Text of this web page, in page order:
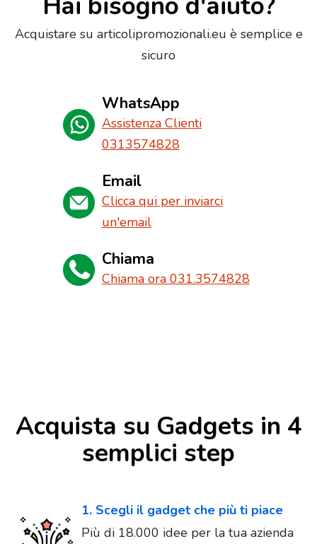
Acquistare su articolipromozionali.eu è semplice e
sicuro
WhatsApp
Assistenza Clienti
0313574828
Email
Clicca qui per inviarci
un'email
Chiama
Chiama ora 031.3574828
Acquista su Gadgets in 4
semplici step
1. Scegli il gadget che più ti piace
Più di 18.000 idee per la tua azienda